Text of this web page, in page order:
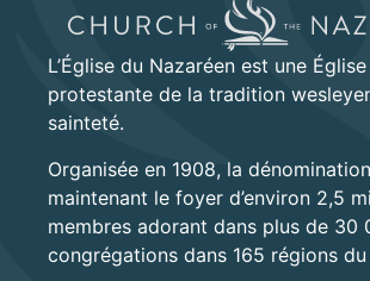
L’Église du Nazaréen est une
protestante de la tradition
sainteté.
Organisée en 1908, la
maintenant le foyer d’environ 2,5
membres adorant dans plus de 30
congrégations dans 165 régions